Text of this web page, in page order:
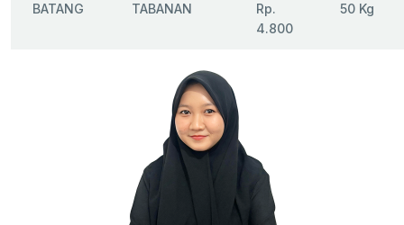
BATANG TABANAN
Rp.
4.800
50 Kg